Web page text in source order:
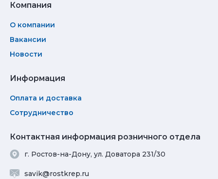
Компания
О компании
Вакансии
Новости
Информация
Оплата и доставка
Сотрудничество
Контактная информация розничного отдела
г. Ростов-на-Дону, ул. Доватора 231/30
savik@rostkrep.ru